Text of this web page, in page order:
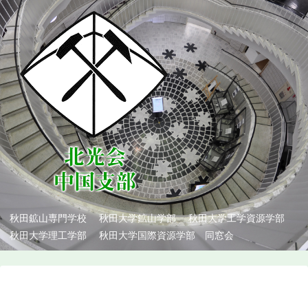
秋田鉱山専門学校 秋田大学鉱山学部 秋田大学工学資源学部
秋田大学理工学部 秋田大学国際資源学部 同窓会